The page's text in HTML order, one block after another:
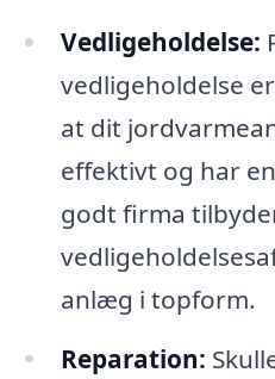
Vedligeholdelse:
vedligeholdelse
at dit
effektivt og har
godt firma
anlæg i topform.
Reparation: